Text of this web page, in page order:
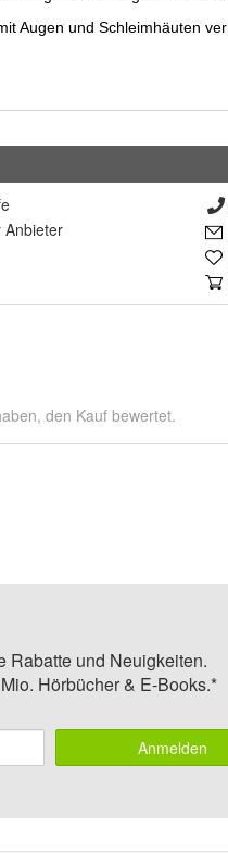
Anbieter
den Kauf bewertet.
Rabatte und Neuigkeiten.
Hörbücher & E-Books.*
Anmelden